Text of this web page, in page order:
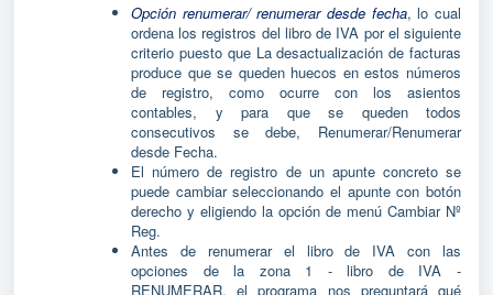
Opción renumerar/ renumerar desde fecha, lo cual
ordena los registros del libro de IVA por el siguiente
criterio puesto que La desactualización de facturas
produce que se queden huecos en estos números
de registro, como ocurre con los asientos
contables, y para que se queden todos
consecutivos se debe, Renumerar/Renumerar
desde Fecha.
El número de registro de un apunte concreto se
puede cambiar seleccionando el apunte con botón
derecho y eligiendo la opción de menú Cambiar Nº
Reg.
Antes de renumerar el libro de IVA con las
opciones de la zona 1 - libro de IVA -
RENUMERAR, el programa nos preguntará qué